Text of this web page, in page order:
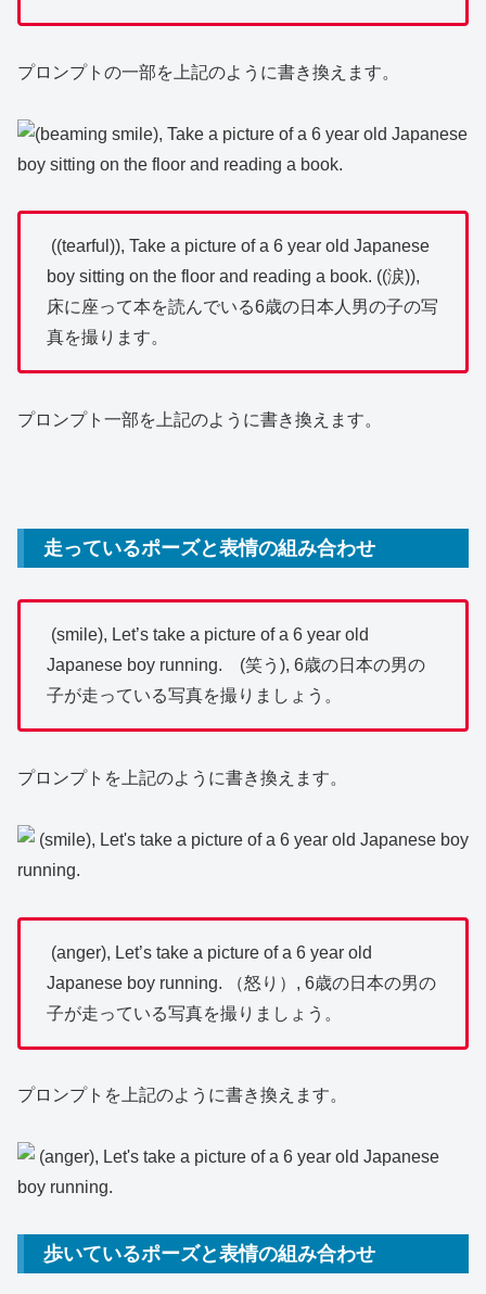
プロンプトの一部を上記のように書き換えます。
((tearful)), Take a picture of a 6 year old Japanese
boy sitting on the floor and reading a book. ((涙)),
床に座って本を読んでいる6歳の日本人男の子の写
真を撮ります。
プロンプト一部を上記のように書き換えます。
走っているポーズと表情の組み合わせ
(smile), Let’s take a picture of a 6 year old
Japanese boy running. (笑う), 6歳の日本の男の
子が走っている写真を撮りましょう。
プロンプトを上記のように書き換えます。
(anger), Let’s take a picture of a 6 year old
Japanese boy running. （怒り）, 6歳の日本の男の
子が走っている写真を撮りましょう。
プロンプトを上記のように書き換えます。
歩いているポーズと表情の組み合わせ